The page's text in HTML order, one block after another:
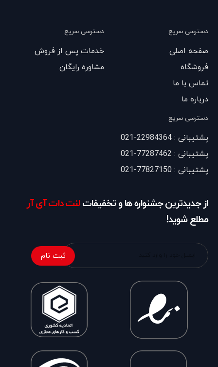
دسترسی سریع
صفحه اصلی
فروشگاه
تماس با ما
درباره ما
دسترسی سریع
خدمات پس از فروش
مشاوره رایگان
دسترسی سریع
پشتیبانی : 22984364-021
پشتیبانی : 77287462-021
پشتیبانی : 77827150-021
از جدیدترین جشنواره ها و تخفیفاتلنت دات آی آر
مطلع شوید!
ثبت نام